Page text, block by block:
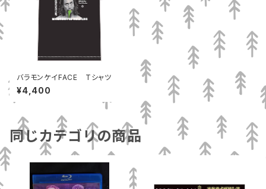
バラモンケイFACE Tシャツ
¥4,400
同じカテゴリの商品